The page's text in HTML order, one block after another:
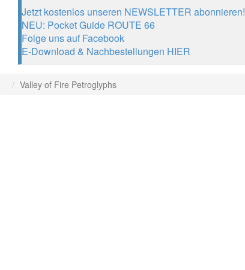
Jetzt kostenlos unseren NEWSLETTER abonnieren!
NEU: Pocket Guide ROUTE 66
Folge uns auf Facebook
E-Download & Nachbestellungen HIER
Valley of Fire Petroglyphs